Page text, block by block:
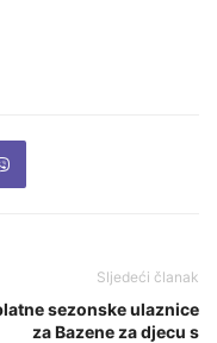
Sljedeći članak
sezonske ulaznice
za Bazene za djecu s